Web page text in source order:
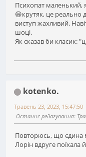
Психопат маленький,
😄крутяк, це реально
виступ жахливий.
шоці.
Як сказав би класик:
kotenko.
Травень 23, 2023, 15:47:50
Останнє редагування:
Повторюсь, що єдина
Лорін вдруге поїхала